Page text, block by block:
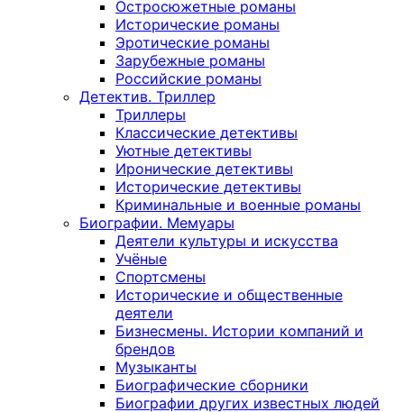
Остросюжетные романы
Исторические романы
Эротические романы
Зарубежные романы
Российские романы
Детектив. Триллер
Триллеры
Классические детективы
Уютные детективы
Иронические детективы
Исторические детективы
Криминальные и военные романы
Биографии. Мемуары
Деятели культуры и искусства
Учёные
Спортсмены
Исторические и общественные
деятели
Бизнесмены. Истории компаний и
брендов
Музыканты
Биографические сборники
Биографии других известных людей